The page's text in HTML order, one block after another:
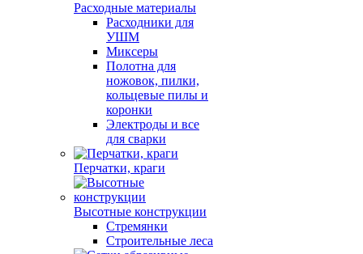
Расходные материалы
Расходники для
УШМ
Миксеры
Полотна для
ножовок, пилки,
кольцевые пилы и
коронки
Электроды и все
для сварки
Перчатки, краги
Высотные конструкции
Стремянки
Строительные леса